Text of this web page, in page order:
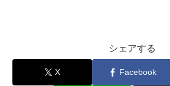
シェアする
X Facebook